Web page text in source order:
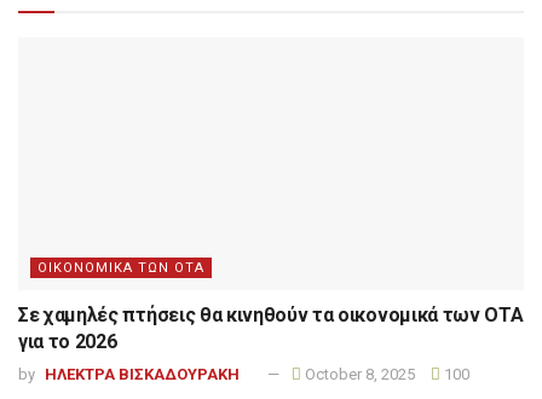
ΟΙΚΟΝΟΜΙΚΑ ΤΩΝ ΟΤΑ
Σε χαμηλές πτήσεις θα κινηθούν τα οικονομικά των ΟΤΑ
για το 2026
by ΗΛΕΚΤΡΑ ΒΙΣΚΑΔΟΥΡΑΚΗ October 8, 2025 100